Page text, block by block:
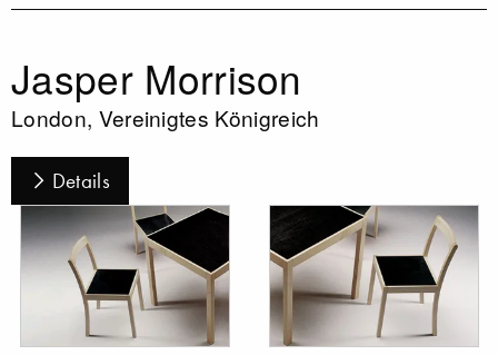
Jasper Morrison
London, Vereinigtes Königreich
Details